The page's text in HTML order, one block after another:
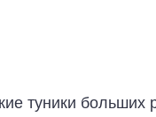
туники больших